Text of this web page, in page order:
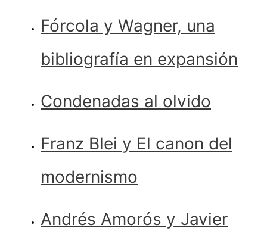
Fórcola y Wagner, una
bibliografía en expansión
Condenadas al olvido
Franz Blei y El canon del
modernismo
Andrés Amorós y Javier